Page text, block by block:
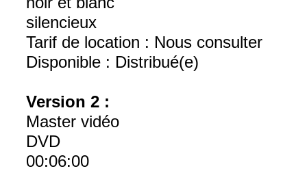
silencieux
Tarif de location : Nous consulter
Disponible : Distribué(e)
Version 2 :
Master vidéo
DVD
00:06:00